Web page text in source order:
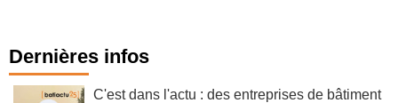
Dernières infos
C'est dans l'actu : des entreprises de bâtiment